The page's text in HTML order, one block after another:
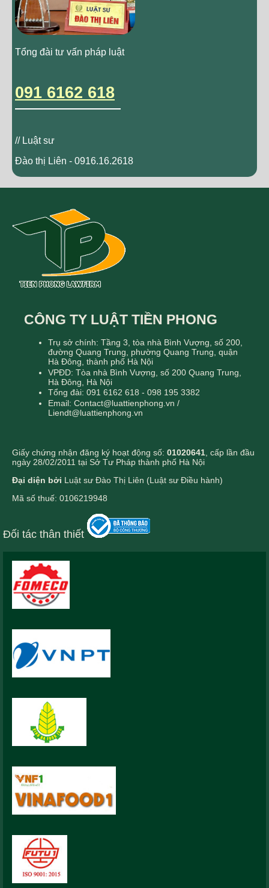
Tổng đài tư vấn pháp luật
091 6162 618
// Luật sư
Đào thị Liên - 0916.16.2618
CÔNG TY LUẬT TIỀN PHONG
Trụ sở chính: Tầng 3, tòa nhà Bình Vượng, số 200,
đường Quang Trung, phường Quang Trung, quận
Hà Đông, thành phố Hà Nội
VPĐD: Tòa nhà Bình Vượng, số 200 Quang Trung,
Hà Đông, Hà Nội
Tổng đài: 091 6162 618 - 098 195 3382
Email: Contact@luattienphong.vn /
Liendt@luattienphong.vn
Giấy chứng nhận đăng ký hoạt động số: 01020641 , cấp lần đầu
ngày 28/02/2011 tại Sở Tư Pháp thành phố Hà Nội
Đại diện bởi Luật sư Đào Thị Liên (Luật sư Điều hành)
Mã số thuế: 0106219948
Đối tác thân thiết